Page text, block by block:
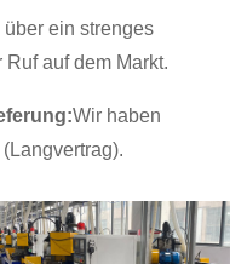
ein strenges
auf dem Markt.
Wir haben